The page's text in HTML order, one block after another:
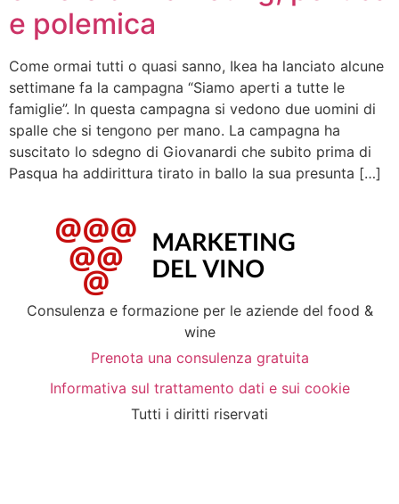
e polemica
Come ormai tutti o quasi sanno, Ikea ha lanciato alcune
settimane fa la campagna “Siamo aperti a tutte le
famiglie”. In questa campagna si vedono due uomini di
spalle che si tengono per mano. La campagna ha
suscitato lo sdegno di Giovanardi che subito prima di
Pasqua ha addirittura tirato in ballo la sua presunta […]
Consulenza e formazione per le aziende del food &
wine
Prenota una consulenza gratuita
Informativa sul trattamento dati e sui cookie
Tutti i diritti riservati